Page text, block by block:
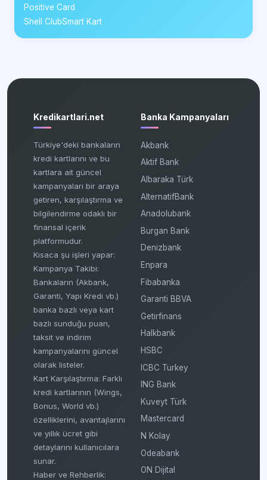
Positive Card
Shell ClubSmart Kart
Kredikartlari.net
Türkiye'deki bankaların
kredi kartlarını ve bu
kartlara ait güncel
kampanyaları bir araya
getiren, karşılaştırma ve
bilgilendirme odaklı bir
finansal içerik
platformudur.
Kısaca şu işleri yapar:
Kampanya Takibi:
Bankaların (Akbank,
Garanti, Yapı Kredi vb.)
banka bazlı veya kart
bazlı sunduğu puan,
taksit ve indirim
kampanyalarını güncel
olarak listeler.
Kart Karşılaştırma: Farklı
kredi kartlarının (Wings,
Bonus, World vb.)
özelliklerini, avantajlarını
ve yıllık ücret gibi
detaylarını kullanıcılara
sunar.
Haber ve Rehberlik:
Banka Kampanyaları
Akbank
Aktif Bank
Albaraka Türk
AlternatifBank
Anadolubank
Burgan Bank
Denizbank
Enpara
Fibabanka
Garanti BBVA
Getirfinans
Halkbank
HSBC
ICBC Turkey
ING Bank
Kuveyt Türk
Mastercard
N Kolay
Odeabank
ON Dijital